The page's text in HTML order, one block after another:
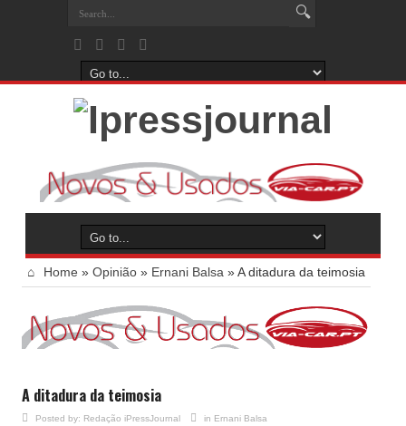
Home » Opinião » Ernani Balsa »A ditadura da teimosia
A ditadura da teimosia
Posted by: Redação iPressJournal in Ernani Balsa